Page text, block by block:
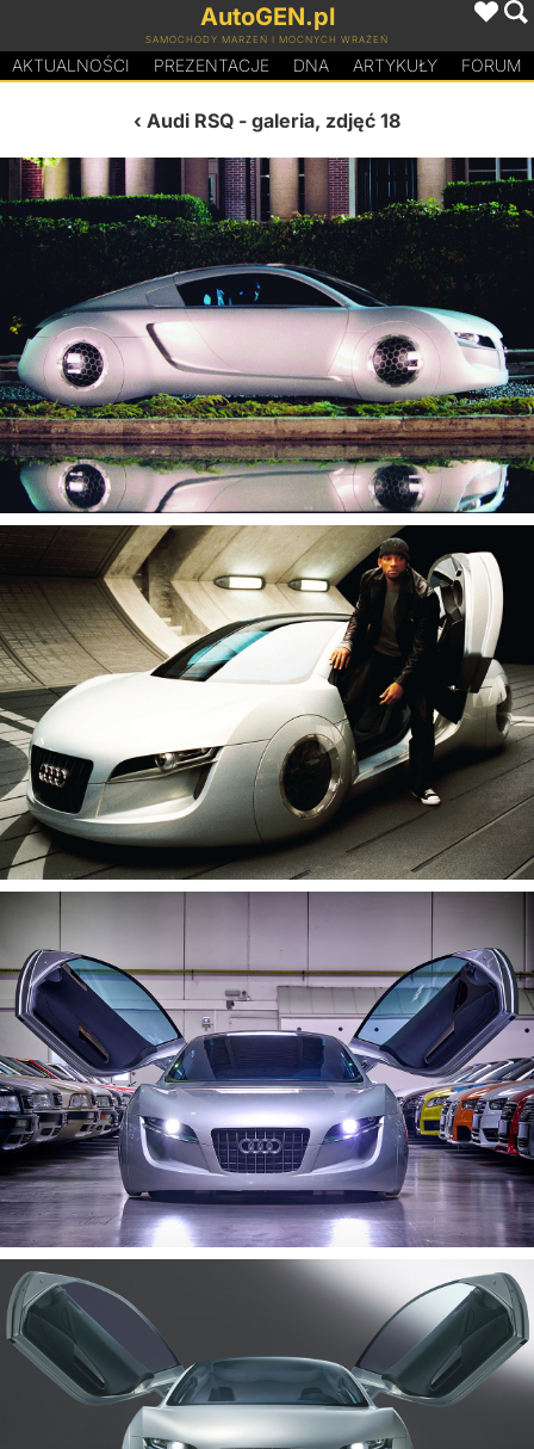
AutoGEN.pl
SAMOCHODY MARZEŃ I MOCNYCH WRAŻEŃ
AKTUALNOŚCI PREZENTACJE DNA ARTYKUŁY FORUM
Audi RSQ - galeria, zdjęć 18